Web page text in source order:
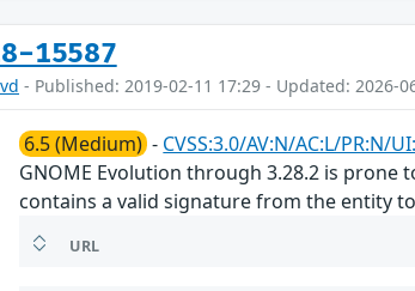
15587
- Published: 2019-02-11 17:29 - Updated: 2026-
6.5 (Medium) - CVSS:3.0/AV:N/AC:L/PR:N/
GNOME Evolution through 3.28.2 is
contains a valid signature from the entity
URL